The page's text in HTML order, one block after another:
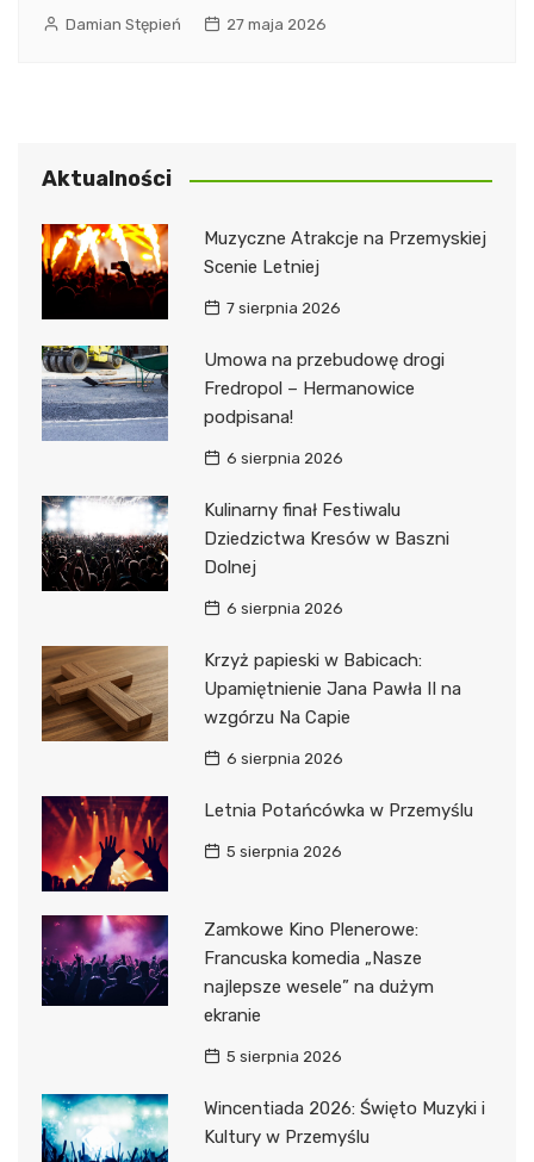
Damian Stępień 27 maja 2026
Aktualności
Muzyczne Atrakcje na Przemyskiej
Scenie Letniej
7 sierpnia 2026
Umowa na przebudowę drogi
Fredropol – Hermanowice
podpisana!
6 sierpnia 2026
Kulinarny finał Festiwalu
Dziedzictwa Kresów w Baszni
Dolnej
6 sierpnia 2026
Krzyż papieski w Babicach:
Upamiętnienie Jana Pawła II na
wzgórzu Na Capie
6 sierpnia 2026
Letnia Potańcówka w Przemyślu
5 sierpnia 2026
Zamkowe Kino Plenerowe:
Francuska komedia „Nasze
najlepsze wesele” na dużym
ekranie
5 sierpnia 2026
Wincentiada 2026: Święto Muzyki i
Kultury w Przemyślu